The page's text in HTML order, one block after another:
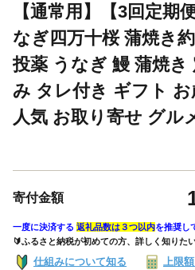
【通常用】【3回定期
なぎ四万十桜 蒲焼き
投薬 うなぎ 鰻 蒲焼き
み タレ付き ギフト お
人気 お取り寄せ グル
寄付金額
一度に決済する 返礼品数は３つ以内を推奨し
🔰ふるさと納税が初めての方、詳しく知りた
仕組みについて知る 上限